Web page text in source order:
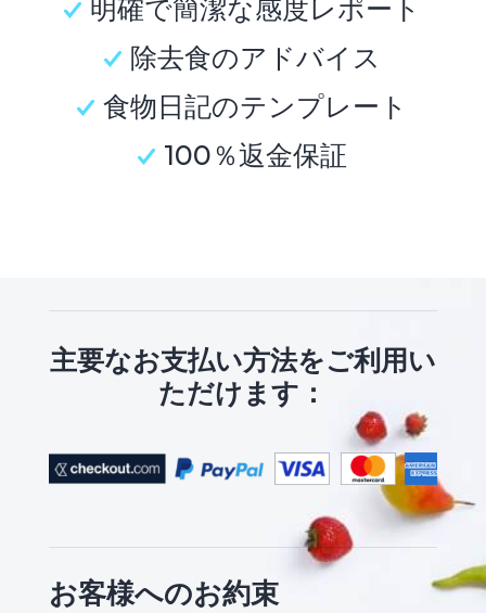
明確で簡潔な感度レポート
除去食のアドバイス
食物日記のテンプレート
100％返金保証
主要なお支払い方法をご利用い
ただけます：
お客様へのお約束